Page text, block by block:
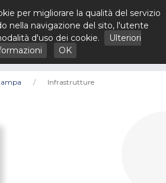
Infrastrutture
per migliorare la qualità del servizio
nella navigazione del sito, l'utente
d'uso dei cookie.
Ulteriori
OK